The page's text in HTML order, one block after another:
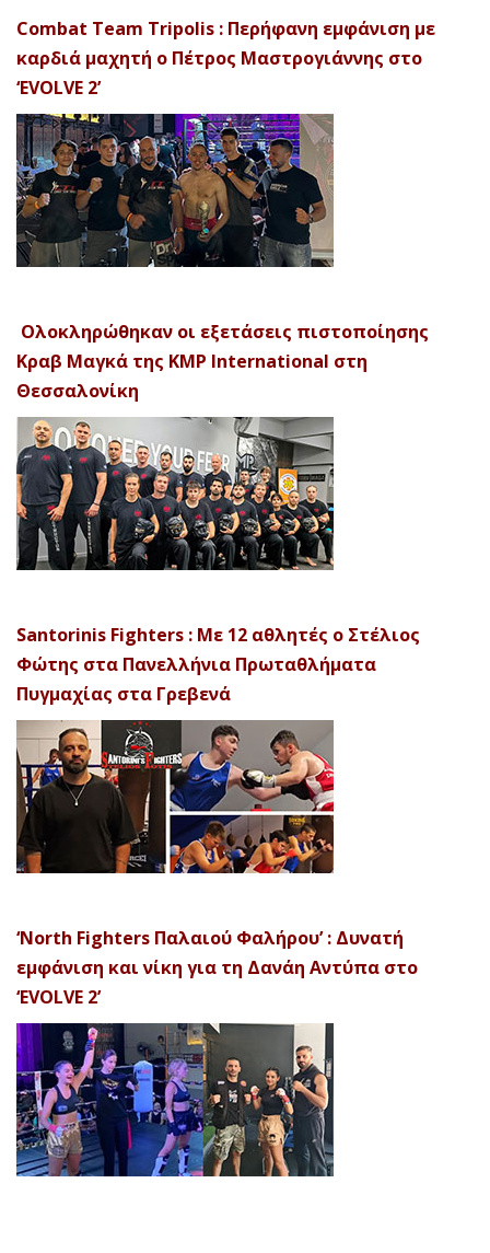
Combat Team Tripolis : Περήφανη εμφάνιση με
καρδιά μαχητή ο Πέτρος Μαστρογιάννης στο
‘EVOLVE 2’
Ολοκληρώθηκαν οι εξετάσεις πιστοποίησης
Κραβ Μαγκά της KMP International στη
Θεσσαλονίκη
Santorinis Fighters : Με 12 αθλητές ο Στέλιος
Φώτης στα Πανελλήνια Πρωταθλήματα
Πυγμαχίας στα Γρεβενά
‘North Fighters Παλαιού Φαλήρου’ : Δυνατή
εμφάνιση και νίκη για τη Δανάη Αντύπα στο
‘EVOLVE 2’